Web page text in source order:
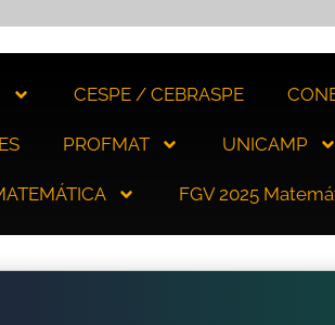
CESPE / CEBRASPE
PROFMAT UNICAMP
FGV 2025